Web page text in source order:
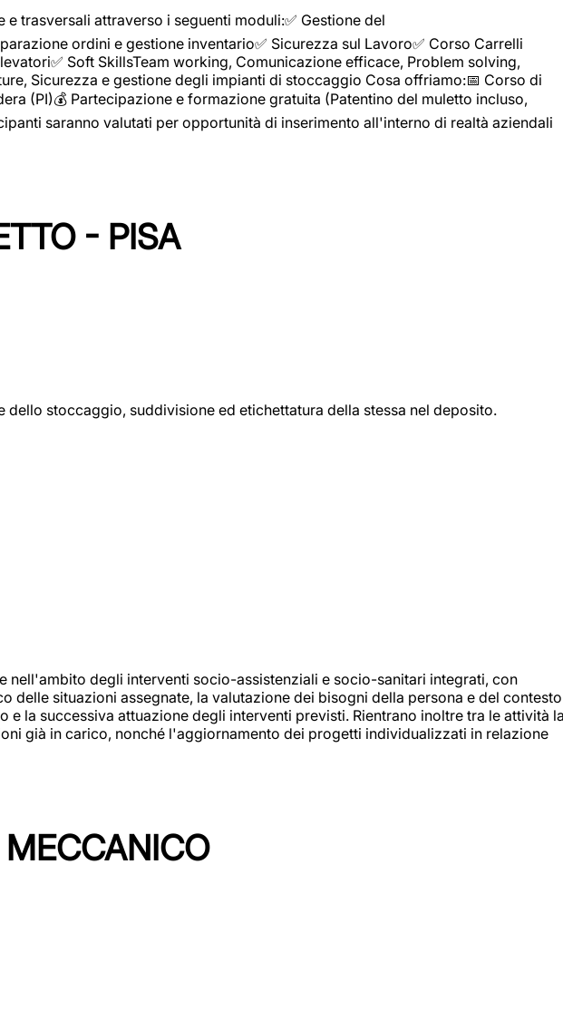
trasversali attraverso i seguenti moduli:✅ Gestione del
ordini e gestione inventario✅ Sicurezza sul Lavoro✅ Corso Carrelli
Soft SkillsTeam working, Comunicazione efficace, Problem solving,
Sicurezza e gestione degli impianti di stoccaggio Cosa offriamo:📅 Corso di
(PI)💰 Partecipazione e formazione gratuita (Patentino del muletto incluso,
saranno valutati per opportunità di inserimento all'interno di realtà aziendali
- PISA
stoccaggio, suddivisione ed etichettatura della stessa nel deposito.
degli interventi socio-assistenziali e socio-sanitari integrati, con
situazioni assegnate, la valutazione dei bisogni della persona e del contesto
la successiva attuazione degli interventi previsti. Rientrano inoltre tra le attività
già in carico, nonché l'aggiornamento dei progetti individualizzati in relazione